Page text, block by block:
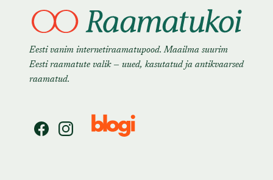
Eesti vanim internetiraamatupood. Maailma suurim
Eesti raamatute valik — uued, kasutatud ja antikvaarsed
raamatud.